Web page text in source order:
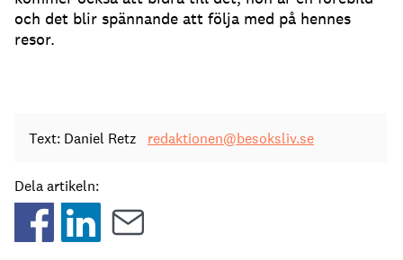
och det blir spännande att följa med på hennes
resor.
Text: Daniel Retz redaktionen@besoksliv.se
Dela artikeln: